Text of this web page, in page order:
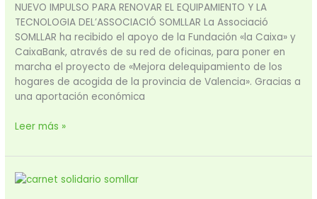
NUEVO IMPULSO PARA RENOVAR EL EQUIPAMIENTO Y LA
TECNOLOGIA DEL’ASSOCIACIÓ SOMLLAR La Associació
SOMLLAR ha recibido el apoyo de la Fundación «la Caixa» y
CaixaBank, através de su red de oficinas, para poner en
marcha el proyecto de «Mejora delequipamiento de los
hogares de acogida de la provincia de Valencia». Gracias a
una aportación económica
Leer más »
FOMENTO